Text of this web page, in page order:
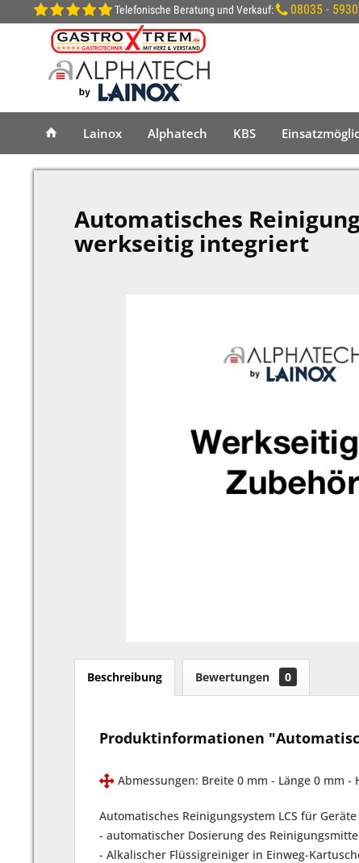
Telefonische Beratung und Verkauf: 08035 - 5930
Lainox Alphatech KBS
Automatisches
werkseitig integriert
Beschreibung Bewertungen 0
Produktinformationen
Abmessungen: Breite 0 mm - Länge 0 mm -
Automatisches Reinigungsystem LCS für
- automatischer Dosierung des
- Alkalischer Flüssigreiniger in Einweg-